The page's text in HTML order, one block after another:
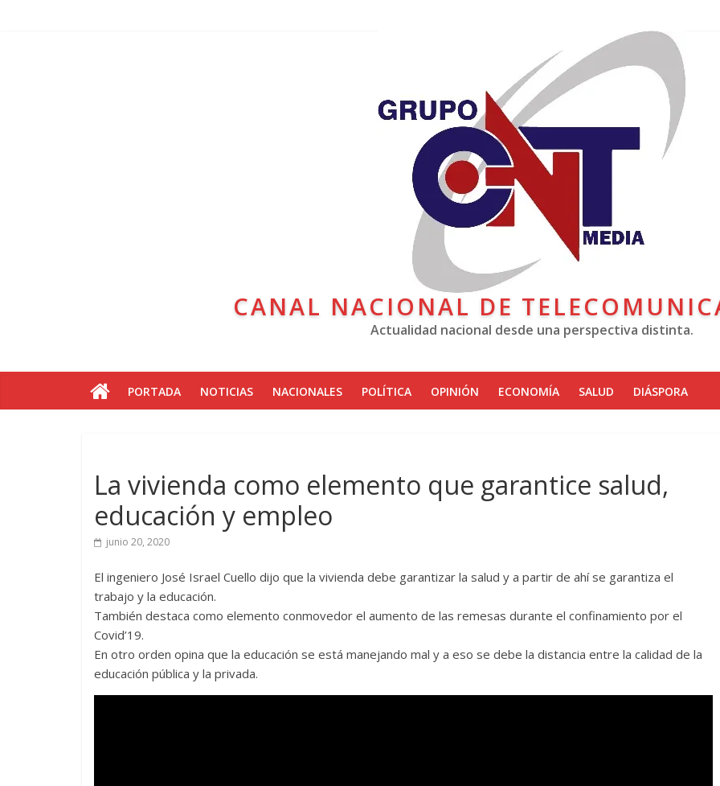
CANAL NACIONAL DE
Actualidad nacional desde una perspectiva distinta.
PORTADA NOTICIAS NACIONALES POLÍTICA OPINIÓN ECONOMÍA SALUD DIÁSPORA
La vivienda como elemento que garantice salud,
educación y empleo
junio 20, 2020
El ingeniero José Israel Cuello dijo que la vivienda debe garantizar la salud y a partir de ahí se garantiza el
trabajo y la educación.
También destaca como elemento conmovedor el aumento de las remesas durante el confinamiento por el
Covid’19.
En otro orden opina que la educación se está manejando mal y a eso se debe la distancia entre la calidad de la
educación pública y la privada.